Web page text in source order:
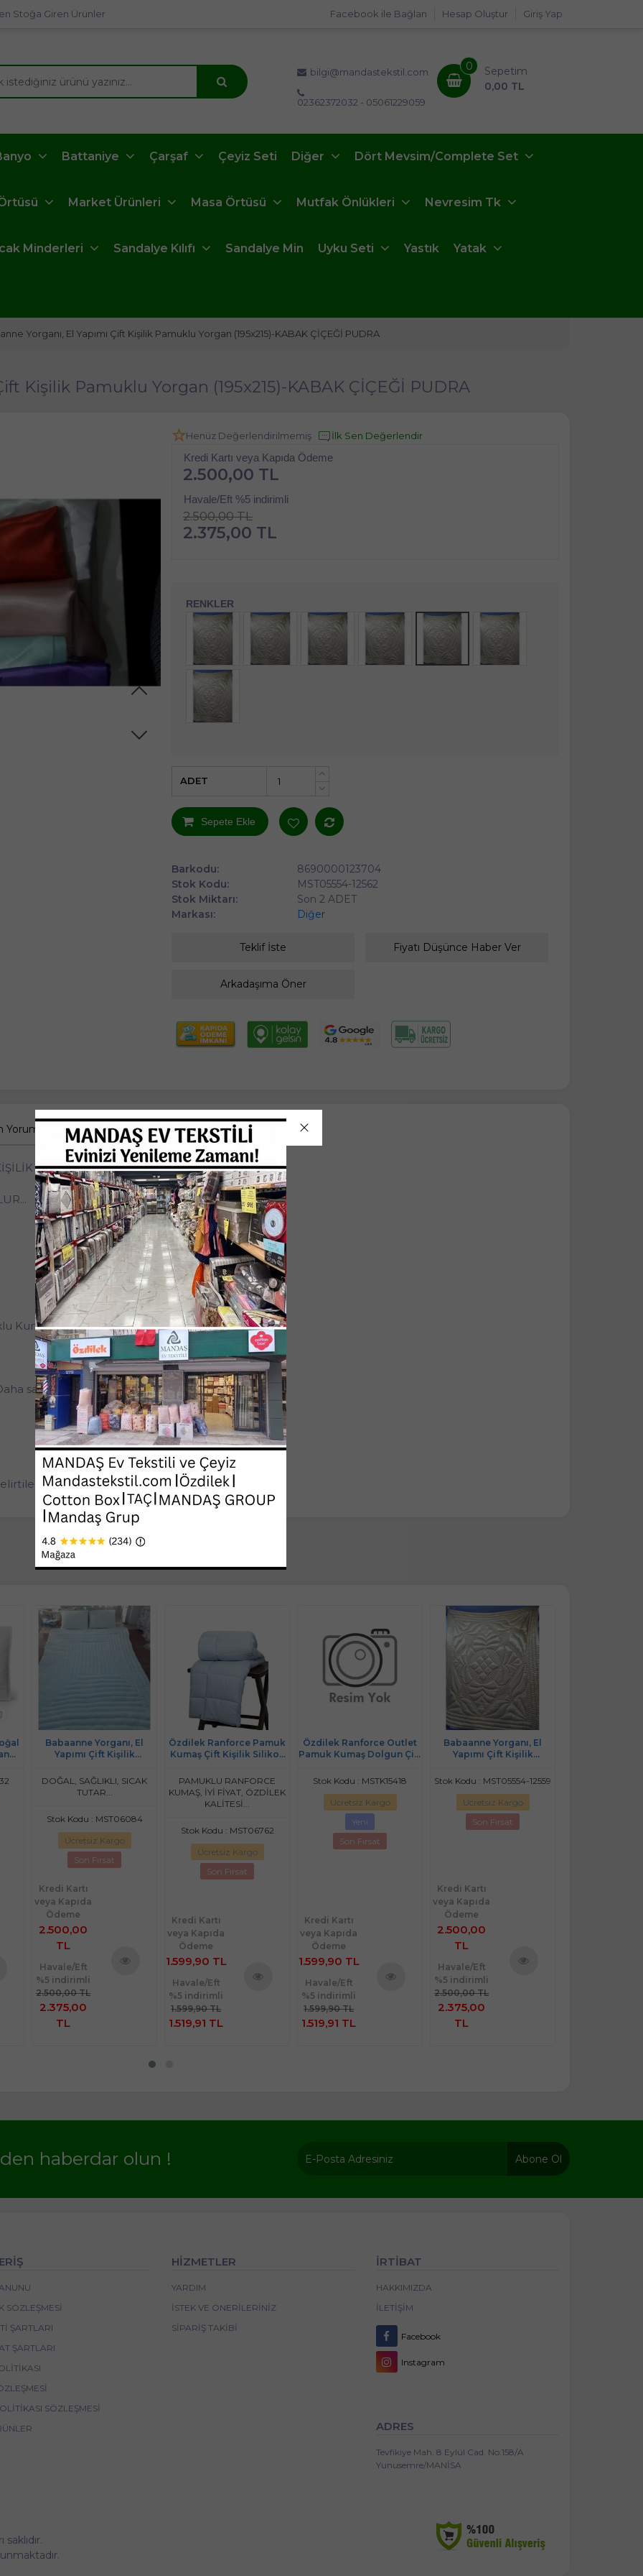
Stoğa Giren Ürünler Giriş Yap
Hesap Oluştur
Facebook ile Bağlan
bilgi@mandastekstil.com
02362372032 - 05061229059
0
Sepetim
0,00 TL
Battaniye Çarşaf Çeyiz Seti Diğer Dört Mevsim/Complete Set
Market Ürünleri Masa Örtüsü Mutfak Önlükleri Nevresim Tk
Minderleri Sandalye Kılıfı Sandalye Min Uyku Seti Yastık Yatak
Yorganı, El Yapımı Çift Kişilik Pamuklu Yorgan (195x215)-KABAK ÇİÇEĞİ PUDRA
Kişilik Pamuklu Yorgan (195x215)-KABAK ÇİÇEĞİ PUDRA
Henüz Değerlendirilmemiş İlk Sen Değerlendir
Kredi Kartı veya Kapıda Ödeme
2.500,00 TL
Havale/Eft %5 indirimli
2.500,00 TL
2.375,00 TL
RENKLER
+
ADET
Sepete Ekle
Barkodu:
8690000123704
Stok Kodu:
MST05554-12562
Stok Miktarı:
Son 2 ADET
Markası:
Diğer
Teklif İste Fiyatı Düşünce Haber Ver
Arkadaşıma Öner
Yorumlar
BABAANNE YORGANI...
Kumaş
sağlıklı uyumanıza yardımcı olur.
ölçüdeki yorgan gönderilecektir.
Babaanne Yorganı, El
Yapımı Çift Kişilik
DOĞAL, SAĞLIKLI, SICAK
TUTAR...
Stok Kodu : MST06084
Ücretsiz Kargo
Son Fırsat
Kredi Kartı
veya Kapıda
Ödeme
2.500,00
TL
Havale/Eft
%5 indirimli
2.500,00 TL
2.375,00
TL
Özdilek Ranforce Pamuk
Kumaş Çift Kişilik Silikon
PAMUKLU RANFORCE
KUMAŞ, İYİ FİYAT, ÖZDİLEK
KALİTESİ...
Stok Kodu : MST06762
Ücretsiz Kargo
Son Fırsat
Kredi Kartı
veya Kapıda
Ödeme
1.599,90 TL
Havale/Eft
%5 indirimli
1.599,90 TL
1.519,91 TL
Özdilek Ranforce Outlet
Pamuk Kumaş Dolgun Çift
Desenli Asorti
Stok Kodu : MSTK15418
Ücretsiz Kargo
Yeni
Son Fırsat
Kredi Kartı
veya Kapıda
Ödeme
1.599,90 TL
Havale/Eft
%5 indirimli
1.599,90 TL
1.519,91 TL
Babaanne Yorganı, El
Yapımı Çift Kişilik
KABAK ÇİÇEĞİ KIRMIZI
Stok Kodu : MST05554-12559
Ücretsiz Kargo
Son Fırsat
Kredi Kartı
veya Kapıda
Ödeme
2.500,00
TL
Havale/Eft
%5 indirimli
2.500,00 TL
2.375,00
TL
haberdar olun ! Abone Ol
SÖZLEŞMESI
ŞARTLARI
ŞARTLARI
SÖZLEŞMESI
HİZMETLER
YARDIM
İSTEK VE ÖNERILERINIZ
SIPARIŞ TAKIBI
İRTİBAT
HAKKIMIZDA
İLETIŞIM
Facebook
Instagram
ADRES
Tevfikiye Mah. 8 Eylül Cad. No:158/A
Yunusemre/MANİSA